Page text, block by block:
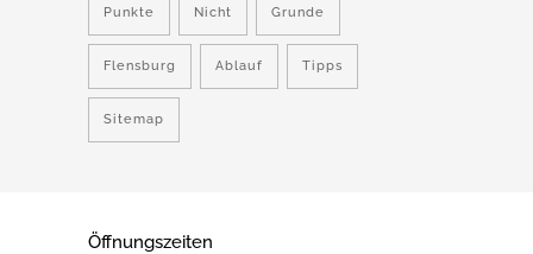
Punkte Nicht Grunde
Flensburg Ablauf Tipps
Sitemap
Öffnungszeiten